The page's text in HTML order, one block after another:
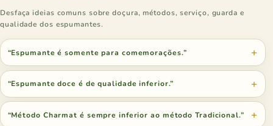
Desfaça ideias comuns sobre doçura, métodos, serviço, guarda e
qualidade dos espumantes.
“Espumante é somente para comemorações.”
“Espumante doce é de qualidade inferior.”
“Método Charmat é sempre inferior ao método Tradicional.”